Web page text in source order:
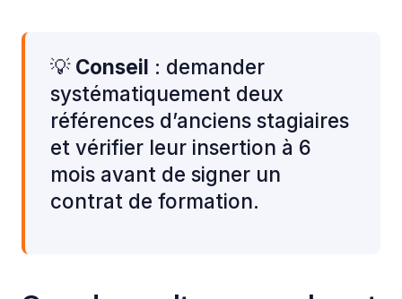
💡 Conseil : demander
systématiquement deux
références d’anciens stagiaires
et vérifier leur insertion à 6
mois avant de signer un
contrat de formation.